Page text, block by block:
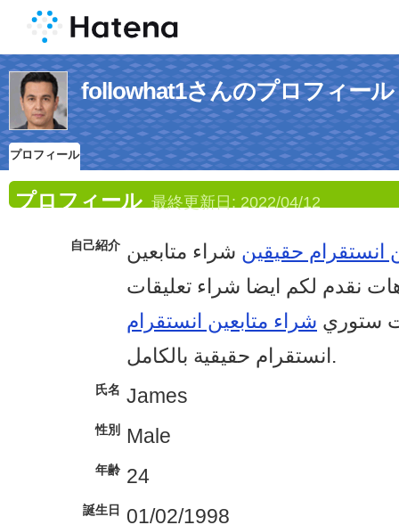
followhat1さんのプロフィール
プロフィール
プロフィール 最終更新日: 2022/04/12
自己紹介 انستقرام حقيقين شراء متابعين
نقدم لكم ايضا شراء تعليقات
ستوري شراء متابعين انستقرام
انستقرام حقيقية بالكامل.
氏名 James
性別 Male
年齢 24
誕生日 01/02/1998